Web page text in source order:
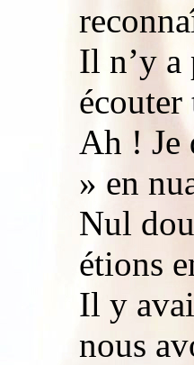
Il n’y a
Ah ! Je
» en
Nul
étions
Il y
nous